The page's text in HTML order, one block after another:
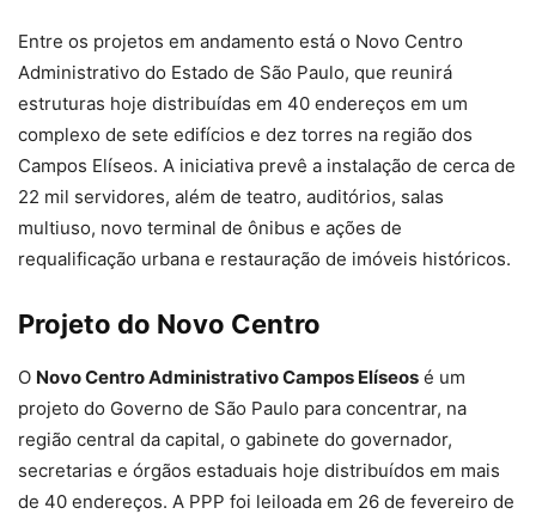
Entre os projetos em andamento está o Novo Centro
Administrativo do Estado de São Paulo, que reunirá
estruturas hoje distribuídas em 40 endereços em um
complexo de sete edifícios e dez torres na região dos
Campos Elíseos. A iniciativa prevê a instalação de cerca de
22 mil servidores, além de teatro, auditórios, salas
multiuso, novo terminal de ônibus e ações de
requalificação urbana e restauração de imóveis históricos.
Projeto do Novo Centro
O Novo Centro Administrativo Campos Elíseos é um
projeto do Governo de São Paulo para concentrar, na
região central da capital, o gabinete do governador,
secretarias e órgãos estaduais hoje distribuídos em mais
de 40 endereços. A PPP foi leiloada em 26 de fevereiro de